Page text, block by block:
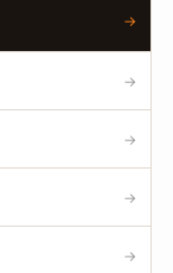
→
→
→
→
→